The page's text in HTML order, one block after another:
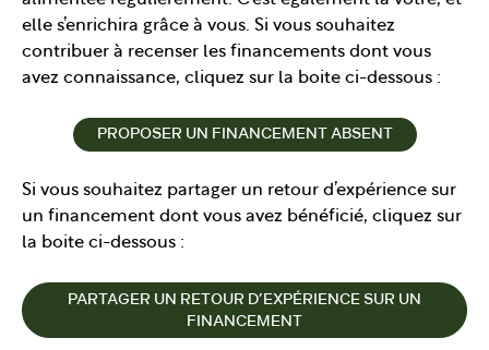
elle s’enrichira grâce à vous. Si vous souhaitez
contribuer à recenser les financements dont vous
avez connaissance, cliquez sur la boite ci-dessous :
PROPOSER UN FINANCEMENT ABSENT
Si vous souhaitez partager un retour d’expérience sur
un financement dont vous avez bénéficié, cliquez sur
la boite ci-dessous :
PARTAGER UN RETOUR D’EXPÉRIENCE SUR UN
FINANCEMENT